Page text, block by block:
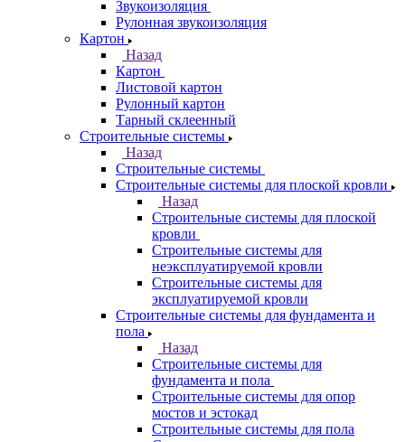
Звукоизоляция
Рулонная звукоизоляция
Картон
Назад
Картон
Листовой картон
Рулонный картон
Тарный склеенный
Строительные системы
Назад
Строительные системы
Строительные системы для плоской кровли
Назад
Строительные системы для плоской
кровли
Строительные системы для
неэксплуатируемой кровли
Строительные системы для
эксплуатируемой кровли
Строительные системы для фундамента и
пола
Назад
Строительные системы для
фундамента и пола
Строительные системы для опор
мостов и эстокад
Строительные системы для пола